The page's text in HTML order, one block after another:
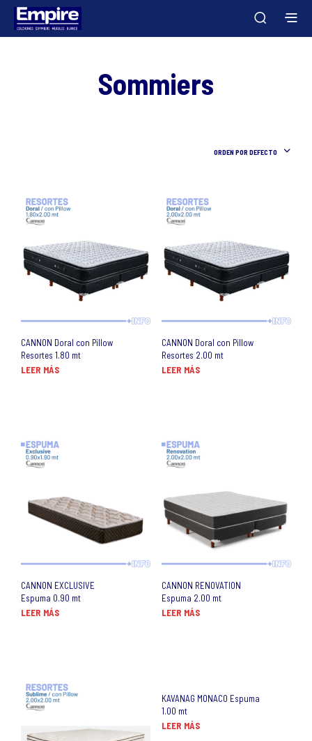
Sommiers
ORDEN POR DEFECTO
CANNON Doral con Pillow
Resortes 1.80 mt
LEER MÁS
CANNON Doral con Pillow
Resortes 2.00 mt
LEER MÁS
CANNON EXCLUSIVE
Espuma 0.90 mt
LEER MÁS
CANNON RENOVATION
Espuma 2.00 mt
LEER MÁS
KAVANAG MONACO Espuma
1.00 mt
LEER MÁS